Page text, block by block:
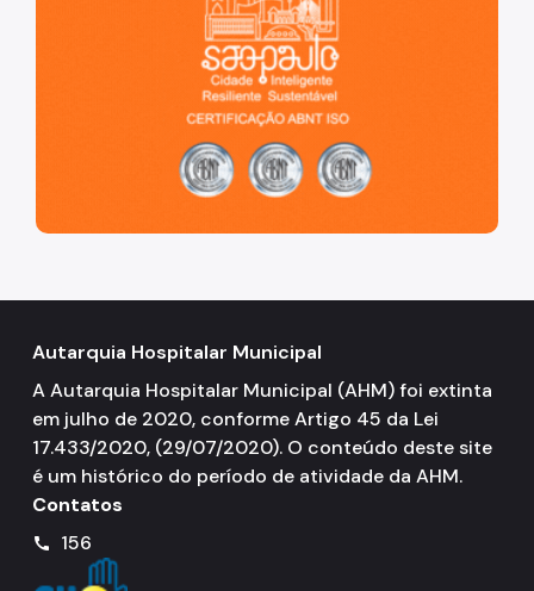
Autarquia Hospitalar Municipal
A Autarquia Hospitalar Municipal (AHM) foi extinta
em julho de 2020, conforme Artigo 45 da Lei
17.433/2020, (29/07/2020). O conteúdo deste site
é um histórico do período de atividade da AHM.
Contatos
call 156